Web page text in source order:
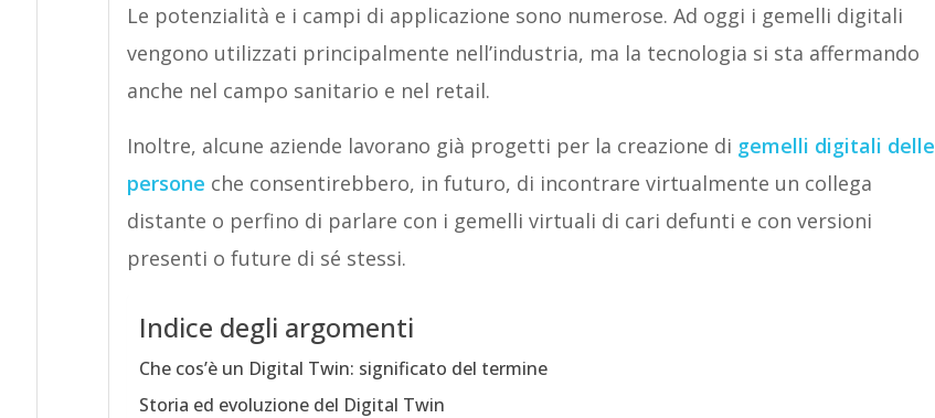
Le potenzialità e i campi di applicazione sono numerose. Ad oggi i gemelli digitali
vengono utilizzati principalmente nell’industria, ma la tecnologia si sta affermando
anche nel campo sanitario e nel retail.
Inoltre, alcune aziende lavorano già progetti per la creazione di gemelli digitali delle
persone che consentirebbero, in futuro, di incontrare virtualmente un collega
distante o perfino di parlare con i gemelli virtuali di cari defunti e con versioni
presenti o future di sé stessi.
Indice degli argomenti
Che cos’è un Digital Twin: significato del termine
Storia ed evoluzione del Digital Twin